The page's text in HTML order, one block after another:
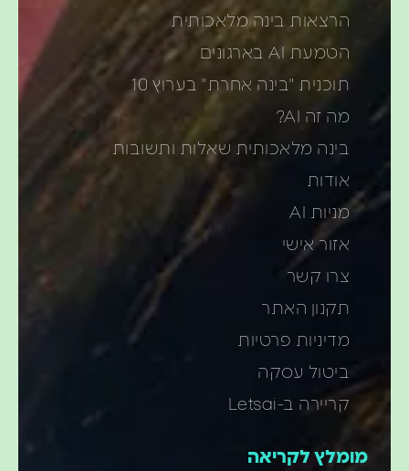
הרצאות בינה מלאכותית
הטמעת AI בארגונים
תוכנית "בינה אחרת" בערוץ 10
מה זה AI?
בינה מלאכותית שאלות ותשובות
אודות
מניות AI
אזור אישי
צרו קשר
תקנון האתר
מדיניות פרטיות
ביטול עסקה
קריירה ב-Letsai
מומלץ לקריאה